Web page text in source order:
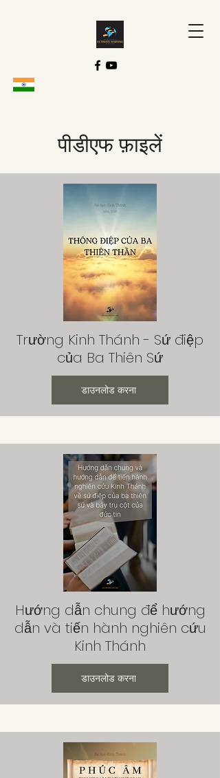
पीडीएफ फ़ाइलें
Trường Kinh Thánh - Sứ điệp
của Ba Thiên Sứ
डाउनलोड करना
Hướng dẫn chung để hướng
dẫn và tiến hành nghiên cứu
Kinh Thánh
डाउनलोड करना